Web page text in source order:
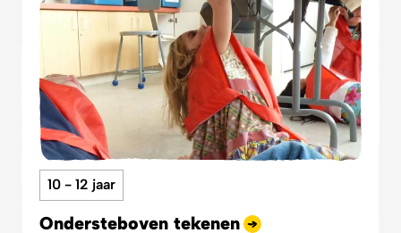
10 - 12 jaar
Ondersteboven tekenen